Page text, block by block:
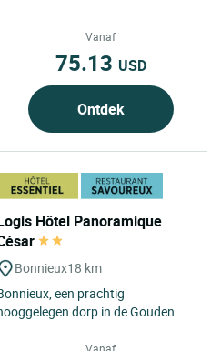
Vanaf
75.13 USD
Ontdek
Hôtel Panoramique
Bonnieux18 km
een prachtig
dorp in de Gouden
van de Provence, ligt op 10 km...
Vanaf